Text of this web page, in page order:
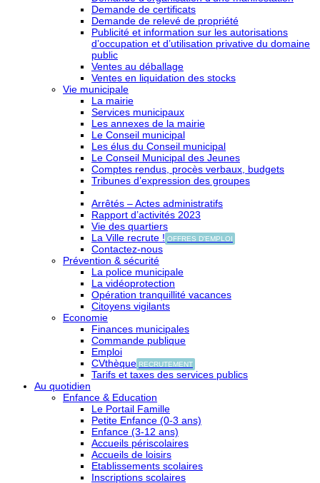
Demande de certificats
Demande de relevé de propriété
Publicité et information sur les autorisations
d’occupation et d’utilisation privative du domaine
public
Ventes au déballage
Ventes en liquidation des stocks
Vie municipale
La mairie
Services municipaux
Les annexes de la mairie
Le Conseil municipal
Les élus du Conseil municipal
Le Conseil Municipal des Jeunes
Comptes rendus, procès verbaux, budgets
Tribunes d’expression des groupes
Arrêtés – Actes administratifs
Rapport d’activités 2023
Vie des quartiers
La Ville recrute ! OFFRES D'EMPLOI
Contactez-nous
Prévention & sécurité
La police municipale
La vidéoprotection
Opération tranquillité vacances
Citoyens vigilants
Economie
Finances municipales
Commande publique
Emploi
CVthèque RECRUTEMENT
Tarifs et taxes des services publics
Au quotidien
Enfance & Education
Le Portail Famille
Petite Enfance (0-3 ans)
Enfance (3-12 ans)
Accueils périscolaires
Accueils de loisirs
Etablissements scolaires
Inscriptions scolaires